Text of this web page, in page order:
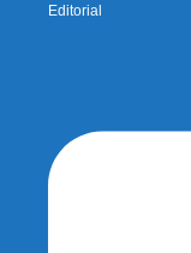
Editorial